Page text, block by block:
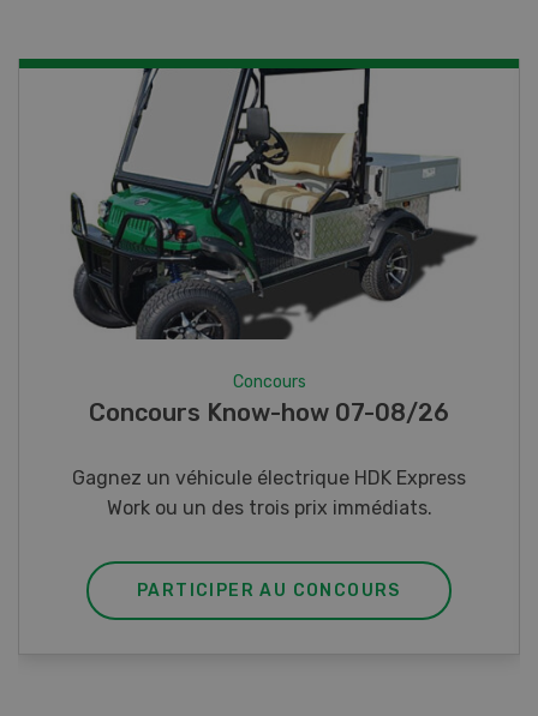
Photo mystère 07-08/26
Gagnez l’un des cinq couteaux de poche LANDI
PARTICIPER AU CONCOURS